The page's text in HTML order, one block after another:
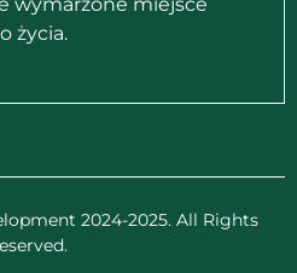
życia.
2024-2025. All Rights